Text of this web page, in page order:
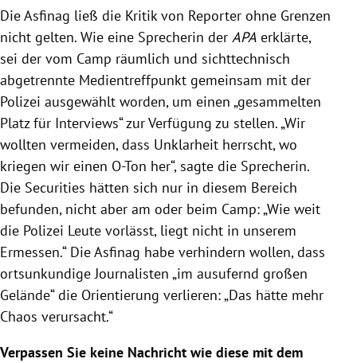
Die Asfinag ließ die Kritik von Reporter ohne Grenzen
nicht gelten. Wie eine Sprecherin der APA erklärte,
sei der vom Camp räumlich und sichttechnisch
abgetrennte Medientreffpunkt gemeinsam mit der
Polizei ausgewählt worden, um einen „gesammelten
Platz für Interviews“ zur Verfügung zu stellen. „Wir
wollten vermeiden, dass Unklarheit herrscht, wo
kriegen wir einen O-Ton her“, sagte die Sprecherin.
Die Securities hätten sich nur in diesem Bereich
befunden, nicht aber am oder beim Camp: „Wie weit
die Polizei Leute vorlässt, liegt nicht in unserem
Ermessen.“ Die Asfinag habe verhindern wollen, dass
ortsunkundige Journalisten „im ausufernd großen
Gelände“ die Orientierung verlieren: „Das hätte mehr
Chaos verursacht.“
Verpassen Sie keine Nachricht wie diese mit dem